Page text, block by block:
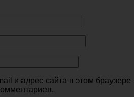
и адрес сайта в этом браузере